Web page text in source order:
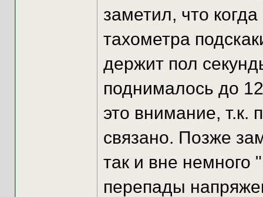
заметил, что
тахометра
держит пол
поднималось до
это внимание, т.к.
связано. Позже
так и вне немного
перепады